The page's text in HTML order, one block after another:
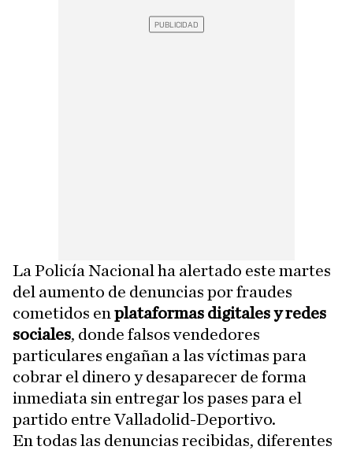
La Policía Nacional ha alertado este martes
del aumento de denuncias por fraudes
cometidos en plataformas digitales y redes
sociales, donde falsos vendedores
particulares engañan a las víctimas para
cobrar el dinero y desaparecer de forma
inmediata sin entregar los pases para el
partido entre Valladolid-Deportivo.
En todas las denuncias recibidas, diferentes